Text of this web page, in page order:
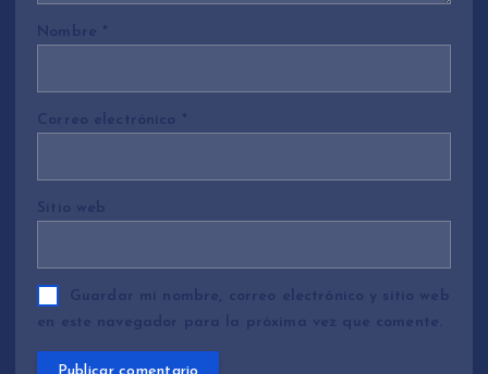
Nombre *
Correo electrónico *
Sitio web
Guardar mi nombre, correo electrónico y sitio web
en este navegador para la próxima vez que comente.